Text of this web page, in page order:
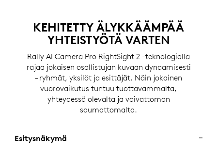
KEHITETTY ÄLYKKÄÄMPÄÄ
YHTEISTYÖTÄ VARTEN
Rally AI Camera Pro RightSight 2 -teknologialla
rajaa jokaisen osallistujan kuvaan dynaamisesti
– ryhmät, yksilöt ja esittäjät. Näin jokainen
vuorovaikutus tuntuu tuottavammalta,
yhteydessä olevalta ja vaivattoman
saumattomalta.
Esitysnäkymä